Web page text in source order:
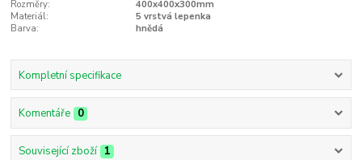
Rozměry:
400x400x300mm
Materiál:
5 vrstvá lepenka
Barva:
hnědá
Kompletní specifikace
Komentáře 0
Související zboží 1